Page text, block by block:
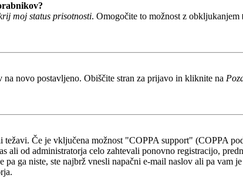
moj status prisotnosti. Omogočite to možnost z obkljukanjem
na novo postavljeno. Obiščite stran za prijavo in kliknite na
Če je vključena možnost "COPPA support" (COPPA
od administratorja celo zahtevali ponovno registracijo,
ga niste, ste najbrž vnesli napačni e-mail naslov ali pa vam